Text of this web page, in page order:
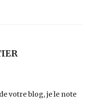
votre blog, je le note